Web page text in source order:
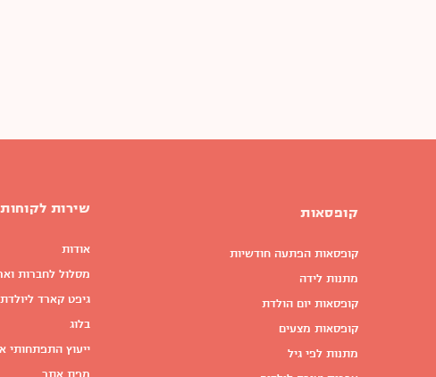
קופסאות
קופסאות הפתעה חודשיות
מתנות לידה
קופסאות יום הולדת
קופסאות מצעים
מתנות לפי גיל
שירות לקוחות
אודות
מסלול לחברות
גיפט קארד ליולדת
בלוג
ייעוץ התפתחותי
מפת אתר